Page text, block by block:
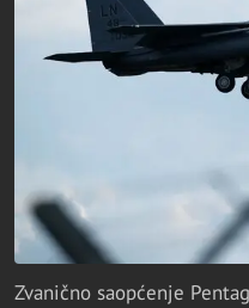
Zvanično saopćenje